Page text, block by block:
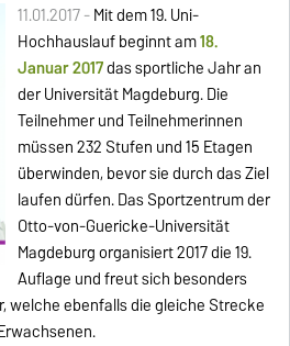
11.01.2017 -Mit dem 19. Uni-
Hochhauslauf beginnt am18.
Januar 2017das sportliche Jahr an
der Universität Magdeburg. Die
Teilnehmer und Teilnehmerinnen
müssen 232 Stufen und 15 Etagen
überwinden, bevor sie durch das Ziel
laufen dürfen. Das Sportzentrum der
Otto-von-Guericke-Universität
Magdeburg organisiert 2017 die 19.
Auflage und freut sich besonders
welche ebenfalls die gleiche Strecke